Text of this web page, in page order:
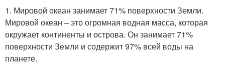
1. Мировой океан занимает 71% поверхности Земли.
Мировой океан – это огромная водная масса, которая
окружает континенты и острова. Он занимает 71%
поверхности Земли и содержит 97% всей воды на
планете.